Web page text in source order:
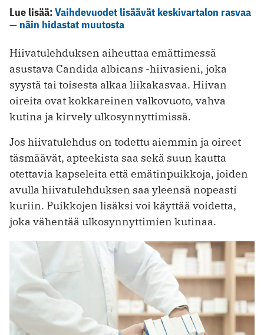
Lue lisää:Vaihdevuodet lisäävät keskivartalon rasvaa
— näin hidastat muutosta
Hiivatulehduksen aiheuttaa emättimessä
asustava Candida albicans -hiivasieni, joka
syystä tai toisesta alkaa liikakasvaa. Hiivan
oireita ovat kokkareinen valkovuoto, vahva
kutina ja kirvely ulkosynnyttimissä.
Jos hiivatulehdus on todettu aiemmin ja oireet
täsmäävät, apteekista saa sekä suun kautta
otettavia kapseleita että emätinpuikkoja, joiden
avulla hiivatulehduksen saa yleensä nopeasti
kuriin. Puikkojen lisäksi voi käyttää voidetta,
joka vähentää ulkosynnyttimien kutinaa.